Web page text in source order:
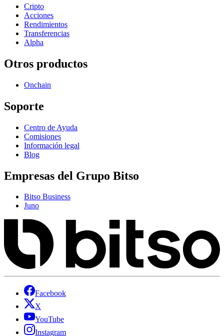
Cripto
Acciones
Rendimientos
Transferencias
Alpha
Otros productos
Onchain
Soporte
Centro de Ayuda
Comisiones
Información legal
Blog
Empresas del Grupo Bitso
Bitso Business
Juno
Facebook
X
YouTube
Instagram